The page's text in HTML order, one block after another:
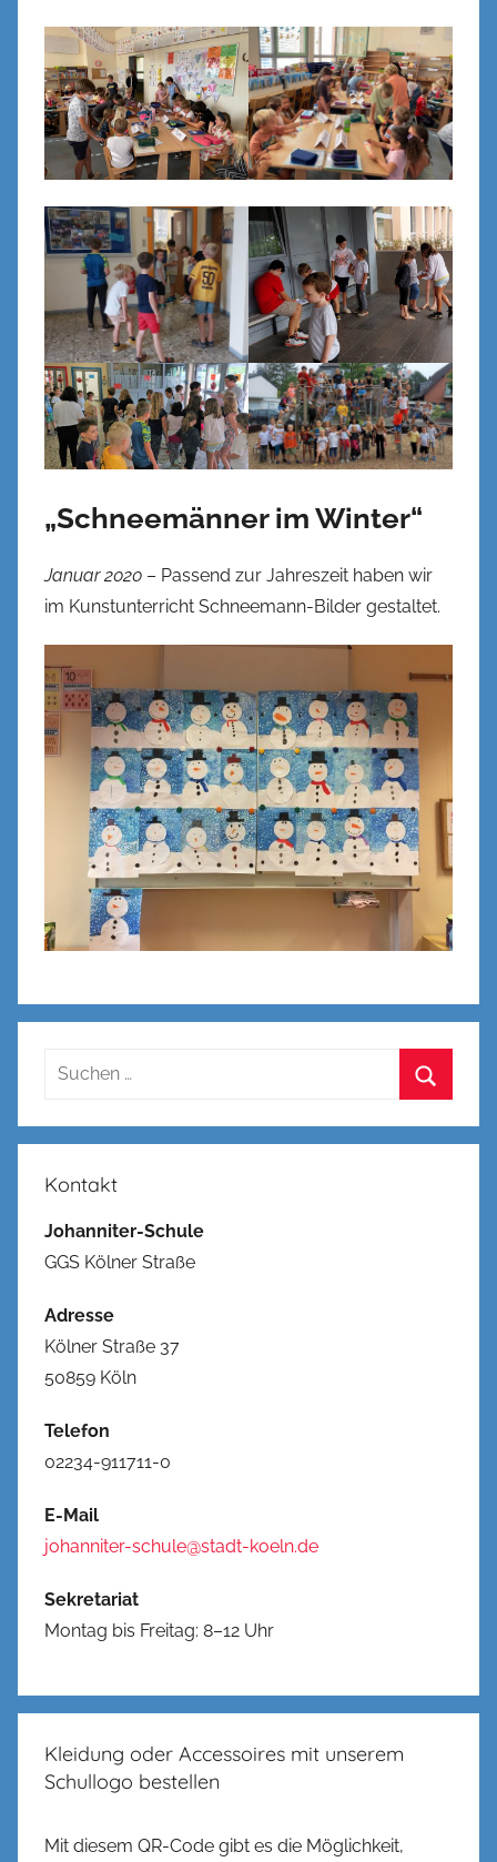
„Schneemänner im Winter“
Januar 2020 – Passend zur Jahreszeit haben wir
im Kunstunterricht Schneemann-Bilder gestaltet.
Suchen
Kontakt
Johanniter-Schule
GGS Kölner Straße
Adresse
Kölner Straße 37
50859 Köln
Telefon
02234-911711-0
E-Mail
johanniter-schule@stadt-koeln.de
Sekretariat
Montag bis Freitag: 8–12 Uhr
Kleidung oder Accessoires mit unserem
Schullogo bestellen
Mit diesem QR-Code gibt es die Möglichkeit,